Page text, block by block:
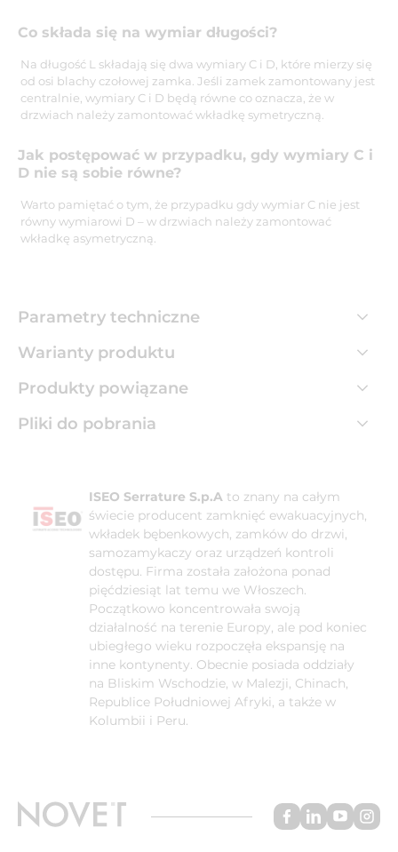
Co składa się na wymiar długości?
Na długość L składają się dwa wymiary C i D, które mierzy się
od osi blachy czołowej zamka. Jeśli zamek zamontowany jest
centralnie, wymiary C i D będą równe co oznacza, że w
drzwiach należy zamontować wkładkę symetryczną.
Jak postępować w przypadku, gdy wymiary C i
D nie są sobie równe?
Warto pamiętać o tym, że przypadku gdy wymiar C nie jest
równy wymiarowi D – w drzwiach należy zamontować
wkładkę asymetryczną.
Parametry techniczne
Warianty produktu
Produkty powiązane
Pliki do pobrania
ISEO Serrature S.p.A to znany na całym
świecie producent zamknięć ewakuacyjnych,
wkładek bębenkowych, zamków do drzwi,
samozamykaczy oraz urządzeń kontroli
dostępu. Firma została założona ponad
pięćdziesiąt lat temu we Włoszech.
Początkowo koncentrowała swoją
działalność na terenie Europy, ale pod koniec
ubiegłego wieku rozpoczęła ekspansję na
inne kontynenty. Obecnie posiada oddziały
na Bliskim Wschodzie, w Malezji, Chinach,
Republice Południowej Afryki, a także w
Kolumbii i Peru.